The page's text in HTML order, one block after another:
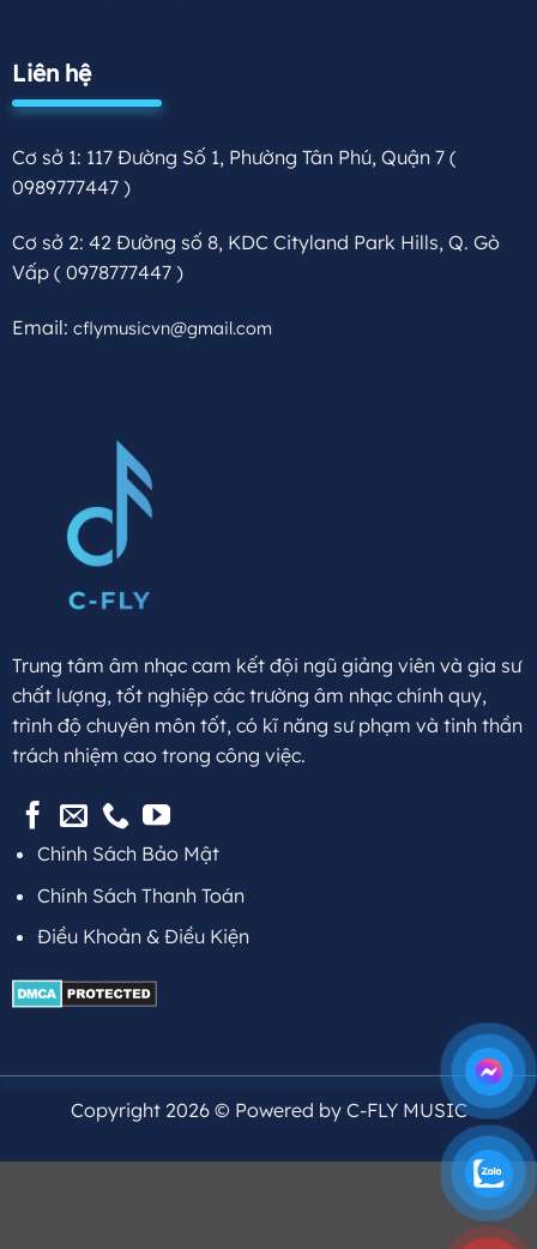
Liên hệ
Cơ sở 1: 117 Đường Số 1, Phường Tân Phú, Quận 7 (
0989777447 )
Cơ sở 2: 42 Đường số 8, KDC Cityland Park Hills, Q. Gò
Vấp( 0978777447 )
Email: cflymusicvn@gmail.com
Trung tâm âm nhạc cam kết đội ngũ giảng viên và gia sư
chất lượng, tốt nghiệp các trường âm nhạc chính quy,
trình độ chuyên môn tốt, có kĩ năng sư phạm và tinh thần
trách nhiệm cao trong công việc.
Chính Sách Bảo Mật
Chính Sách Thanh Toán
Điều Khoản & Điều Kiện
Copyright 2026 © Powered by C-FLY MUSIC